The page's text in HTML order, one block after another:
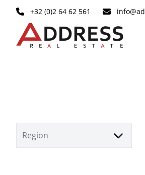
Aller au contenu principal
+32 (0)2 64 62 561
Region